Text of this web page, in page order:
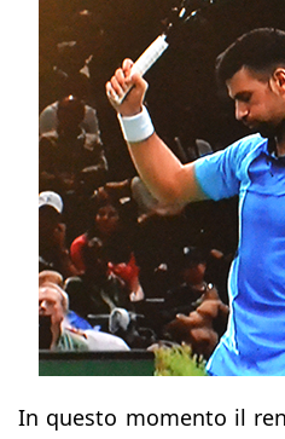
In questo momento il